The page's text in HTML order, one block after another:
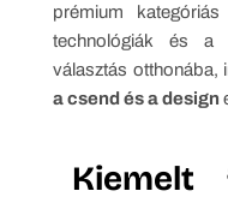
prémium kategóriás
technológiák és a
választás otthonába,
a csend és a design
Kiemelt